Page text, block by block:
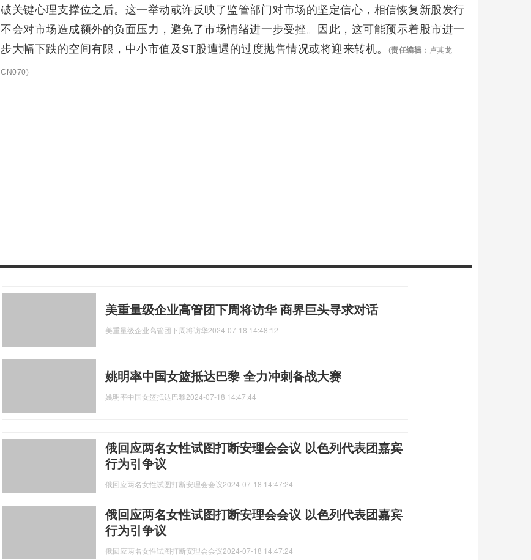
破关键心理支撑位之后。这一举动或许反映了监管部门对市场的坚定信心，相信恢复新股发行
不会对市场造成额外的负面压力，避免了市场情绪进一步受挫。因此，这可能预示着股市进一
步大幅下跌的空间有限，中小市值及ST股遭遇的过度抛售情况或将迎来转机。
(责任编辑 ：卢其龙
CN070)
美重量级企业高管团下周将访华 商界巨头寻求对话
美重量级企业高管团下周将访华2024-07-18 14:48:12
姚明率中国女篮抵达巴黎 全力冲刺备战大赛
姚明率中国女篮抵达巴黎2024-07-18 14:47:44
俄回应两名女性试图打断安理会会议 以色列代表团嘉宾
行为引争议
俄回应两名女性试图打断安理会会议2024-07-18 14:47:24
俄回应两名女性试图打断安理会会议 以色列代表团嘉宾
行为引争议
俄回应两名女性试图打断安理会会议2024-07-18 14:47:24